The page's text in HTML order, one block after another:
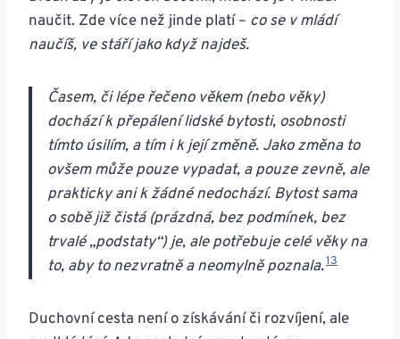
naučit. Zde více než jinde platí – co se v mládí
naučíš, ve stáří jako když najdeš.
Časem, či lépe řečeno věkem (nebo věky)
dochází k přepálení lidské bytosti, osobnosti
tímto úsilím, a tím i k její změně. Jako změna to
ovšem může pouze vypadat, a pouze zevně, ale
prakticky ani k žádné nedochází. Bytost sama
o sobě již čistá (prázdná, bez podmínek, bez
trvalé „podstaty“) je, ale potřebuje celé věky na
to, aby to nezvratně a neomylně poznala.13
Duchovní cesta není o získávání či rozvíjení, ale